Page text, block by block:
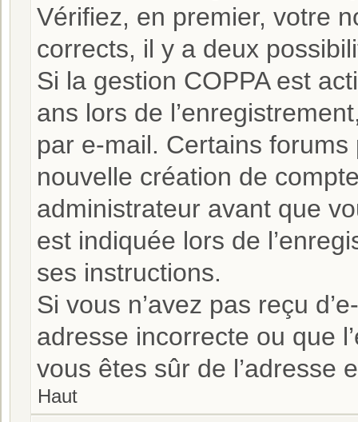
Vérifiez, en premier, votre
corrects, il y a deux
Si la gestion COPPA est
ans lors de
par e-mail. Certains
nouvelle création de
administrateur avant que
est indiquée lors de
ses instructions.
Si vous n’avez pas reçu
adresse incorrecte ou que
vous êtes sûr de l’adresse
Haut